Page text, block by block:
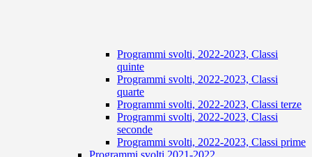
Programmi svolti, 2022-2023, Classi
quinte
Programmi svolti, 2022-2023, Classi
quarte
Programmi svolti, 2022-2023, Classi terze
Programmi svolti, 2022-2023, Classi
seconde
Programmi svolti, 2022-2023, Classi prime